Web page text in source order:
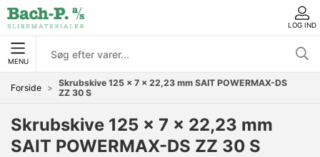
LOG IND
MENU
Forside
Skrubskive 125 x 7 x 22,23 mm SAIT POWERMAX-DS
ZZ 30 S
Skrubskive 125 x 7 x 22,23 mm
SAIT POWERMAX-DS ZZ 30 S